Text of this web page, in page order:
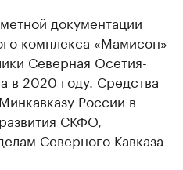
документации
комплекса «Мамисон»
Северная Осетия-
в 2020 году. Средства
России в
СКФО,
Северного Кавказа